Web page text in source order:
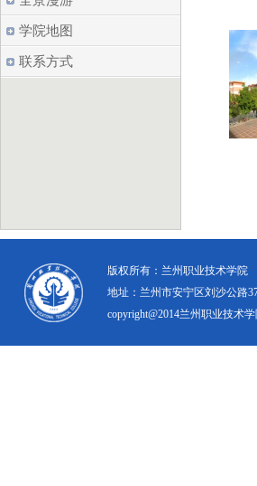
学院地图
联系方式
版权所有：兰州职业技术学
地址：兰州市安宁区刘沙公
copyright@2014兰州职业技术